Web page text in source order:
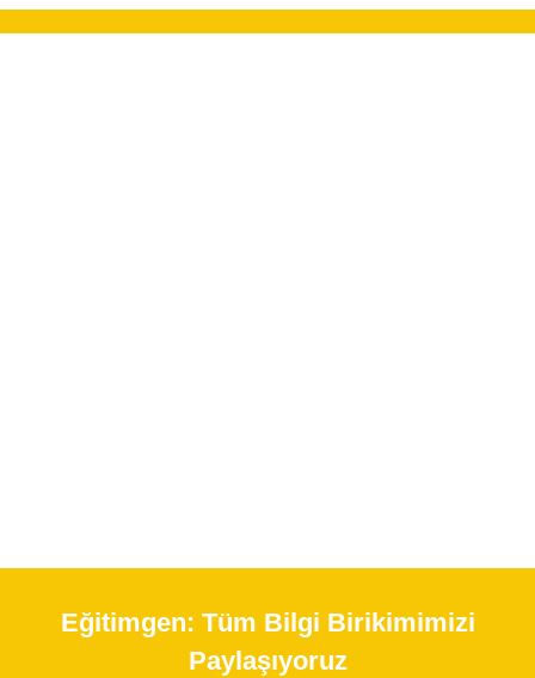
Eğitimgen: Tüm Bilgi Birikimimizi
Paylaşıyoruz